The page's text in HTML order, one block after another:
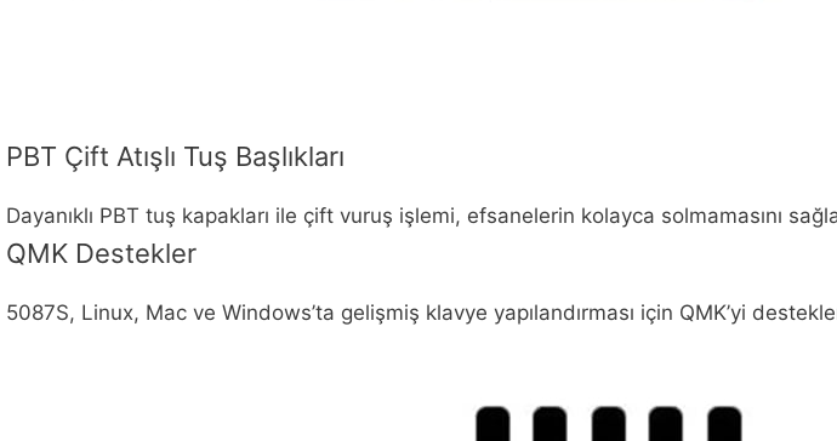
PBT Çift Atışlı Tuş Başlıkları
Dayanıklı PBT tuş kapakları ile çift vuruş işlemi, efsanelerin kolayca solmamasını
QMK Destekler
5087S, Linux, Mac ve Windows’ta gelişmiş klavye yapılandırması için QMK’yi